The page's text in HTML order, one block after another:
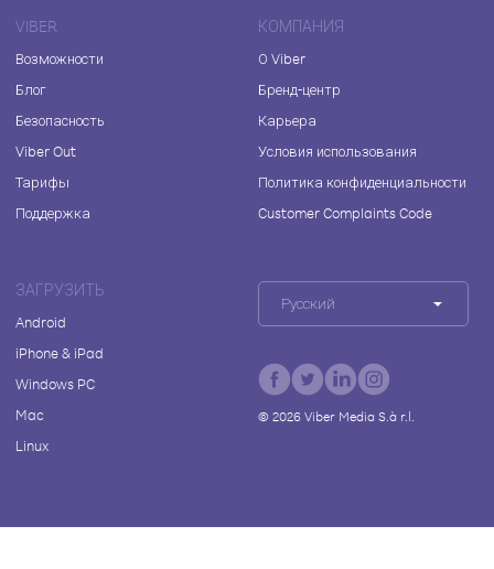
VIBER
Возможности
Блог
Безопасность
Viber Out
Тарифы
Поддержка
КОМПАНИЯ
О Viber
Бренд-центр
Карьера
Условия использования
Политика конфиденциальности
Customer Complaints Code
ЗАГРУЗИТЬ
Android
iPhone & iPad
Windows PC
Mac
Linux
Русский
© 2026Viber Media S.à r.l.